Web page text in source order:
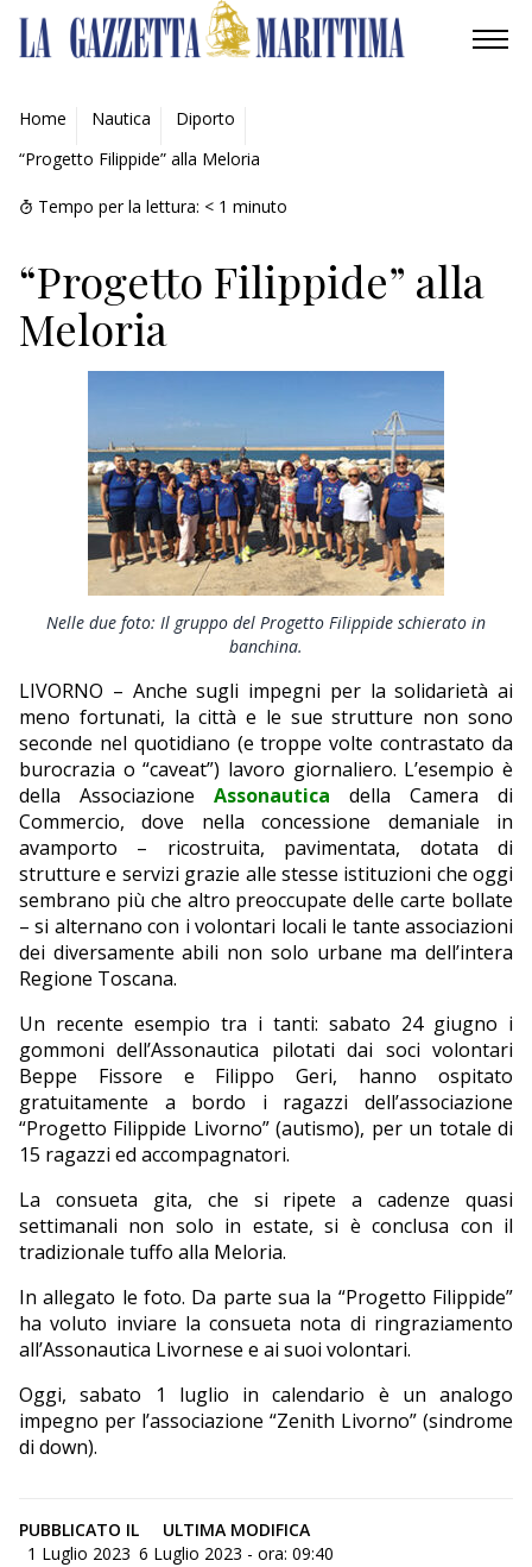
AMBIENTE
MOBILITÀ
INDUSTRIA
RICERCA
ECONOMIA
CULTURA
NAUTICA
EDITORIALI
Home Nautica
Diporto
“Progetto Filippide” alla Meloria
Tempo per la lettura: < 1 minuto
“Progetto Filippide” alla
Meloria
Nelle due foto: Il gruppo del Progetto Filippide schierato in
banchina.
LIVORNO – Anche sugli impegni per la solidarietà ai
meno fortunati, la città e le sue strutture non sono
seconde nel quotidiano (e troppe volte contrastato da
burocrazia o “caveat”) lavoro giornaliero. L’esempio è
della Associazione Assonautica della Camera di
Commercio, dove nella concessione demaniale in
avamporto – ricostruita, pavimentata, dotata di
strutture e servizi grazie alle stesse istituzioni che oggi
sembrano più che altro preoccupate delle carte bollate
– si alternano con i volontari locali le tante associazioni
dei diversamente abili non solo urbane ma dell’intera
Regione Toscana.
Un recente esempio tra i tanti: sabato 24 giugno i
gommoni dell’Assonautica pilotati dai soci volontari
Beppe Fissore e Filippo Geri, hanno ospitato
gratuitamente a bordo i ragazzi dell’associazione
“Progetto Filippide Livorno” (autismo), per un totale di
15 ragazzi ed accompagnatori.
La consueta gita, che si ripete a cadenze quasi
settimanali non solo in estate, si è conclusa con il
tradizionale tuffo alla Meloria.
In allegato le foto. Da parte sua la “Progetto Filippide”
ha voluto inviare la consueta nota di ringraziamento
all’Assonautica Livornese e ai suoi volontari.
Oggi, sabato 1 luglio in calendario è un analogo
impegno per l’associazione “Zenith Livorno” (sindrome
di down).
PUBBLICATO IL
1 Luglio 2023
ULTIMA MODIFICA
6 Luglio 2023 - ora: 09:40